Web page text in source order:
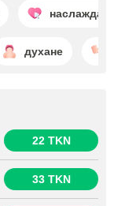
духане
22 TKN
33 TKN